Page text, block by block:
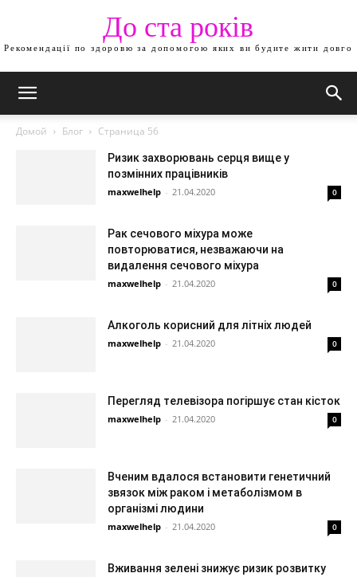
До ста років
Рекомендації по здоровю за допомогою яких ви будите жити довго
Домой Блог Страница 56
Ризик захворювань серця вище у
позмінних працівників
maxwelhelp - 21.04.2020 0
Рак сечового міхура може
повторюватися, незважаючи на
видалення сечового міхура
maxwelhelp - 21.04.2020 0
Алкоголь корисний для літніх людей
maxwelhelp - 21.04.2020 0
Перегляд телевізора погіршує стан кісток
maxwelhelp - 21.04.2020 0
Вченим вдалося встановити генетичний
звязок між раком і метаболізмом в
організмі людини
maxwelhelp - 21.04.2020 0
Вживання зелені знижує ризик розвитку